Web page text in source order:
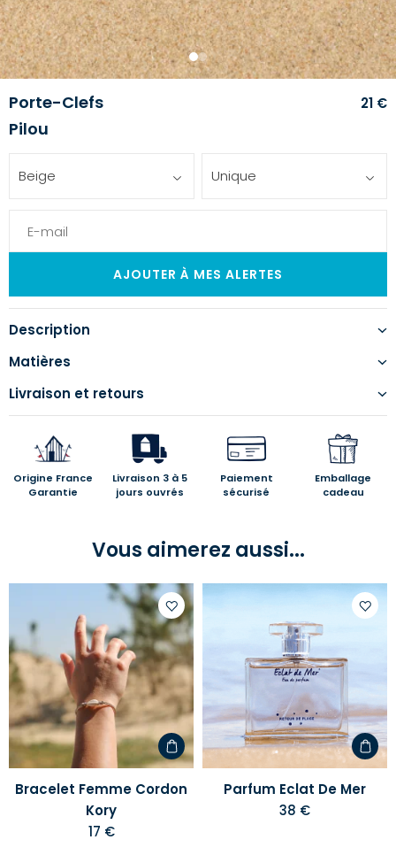
1 2
Porte-Clefs
Pilou
21 €
Beige Unique
Description
Matières
Livraison et retours
Origine France
Garantie
Livraison 3 à 5
jours ouvrés
Paiement
sécurisé
Emballage
cadeau
Vous aimerez aussi...
Ajouter
à
votre
liste
d'envies
Bracelet Femme Cordon
Kory
17 €
Parfum Eclat De Mer
38 €